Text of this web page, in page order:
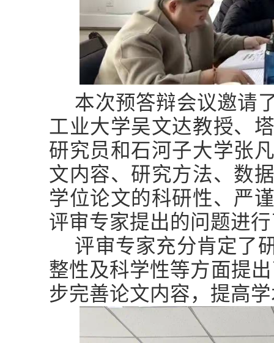
本次预答辩会议邀请
工业大学吴文达教授、
研究员和石河子大学张
文内容、研究方法、数
学位论文的科研性、严
评审专家提出的问题进
评审专家充分肯定了
整性及科学性等方面提
步完善论文内容，提高